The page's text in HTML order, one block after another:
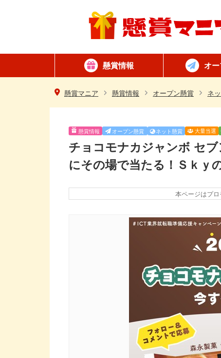
懸賞情報
ネット懸賞
はがき懸賞
懸賞カテゴリ一覧
オ
簡
毎
懸賞マニア 懸賞情報 オープン懸賞 ネ
懸賞情報 オープン懸賞 ネット懸賞 大量当選
チョコモナカジャンボ セ
にその場で当たる！Ｓｋｙ
本ページはプ